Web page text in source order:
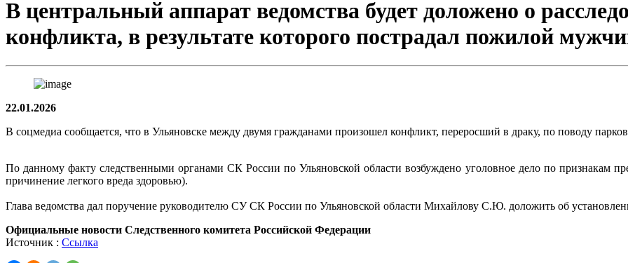
В центральный аппарат ведомства будет доложено о
конфликта, в результате которого пострадал пожилой
22.01.2026
В соцмедиа сообщается, что в Ульяновске между двумя гражданами произошел конфликт, переросший в драку, по поводу
По данному факту следственными органами СК России по Ульяновской области возбуждено уголовное дело по признакам
причинение легкого вреда здоровью).
Глава ведомства дал поручение руководителю СУ СК России по Ульяновской области Михайлову С.Ю. доложить об
Официальные новости Следственного комитета Российской Федерации
Источник : Ссылка